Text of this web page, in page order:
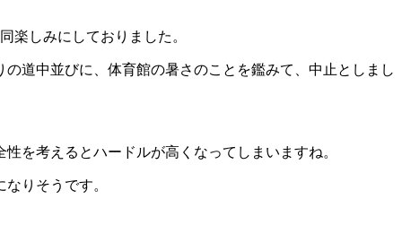
楽しみにしておりました。
道中並びに、体育館の暑さのことを鑑みて、中止としまし
を考えるとハードルが高くなってしまいますね。
りそうです。